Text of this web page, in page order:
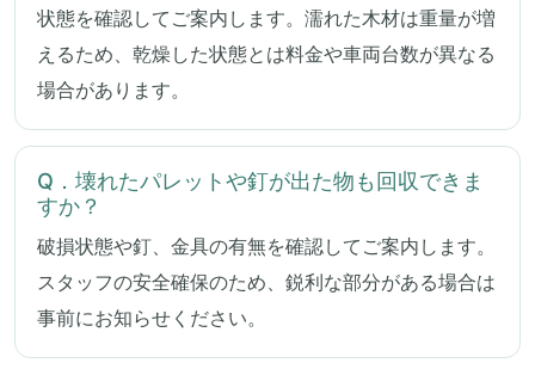
状態を確認してご案内します。濡れた木材は重量が増
えるため、乾燥した状態とは料金や車両台数が異なる
場合があります。
Q．壊れたパレットや釘が出た物も回収できま
すか？
破損状態や釘、金具の有無を確認してご案内します。
スタッフの安全確保のため、鋭利な部分がある場合は
事前にお知らせください。